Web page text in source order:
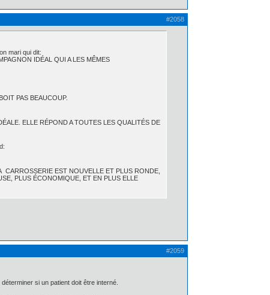
#2058
mari qui dit:
IDÉAL QUI A LES MÊMES
PAS BEAUCOUP.
ELLE RÉPOND A TOUTES LES QUALITÉS DE
EST NOUVELLE ET PLUS RONDE,
PLUS ÉCONOMIQUE, ET EN PLUS ELLE
#2059
si un patient doit être interné.